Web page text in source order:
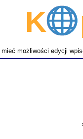
K
możliwości edycji